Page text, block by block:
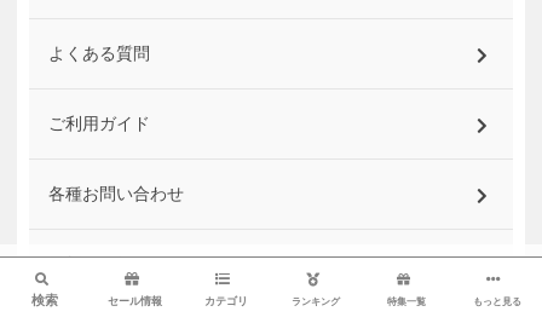
よくある質問
ご利用ガイド
各種お問い合わせ
最新のお知らせ
検索 セール情報 カテゴリ ランキング 特集一覧 もっと見る
検索